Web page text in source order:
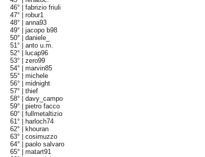
46° |fabrizio friuli
47° |robur1
48° |anna93
49° |jacopo b98
50° |daniele_
51° |anto u.m.
52° |
lucap96
53° |zero99
54° |marvin85
55° |michele
56° |midnight
57° |thief
58° |davy_campo
59° |pietro facco
60° |fullmetaltizio
61° |
harloch74
62° |
khouran
63° |cosimuzzo
64° |paolo salvaro
65° |matart91